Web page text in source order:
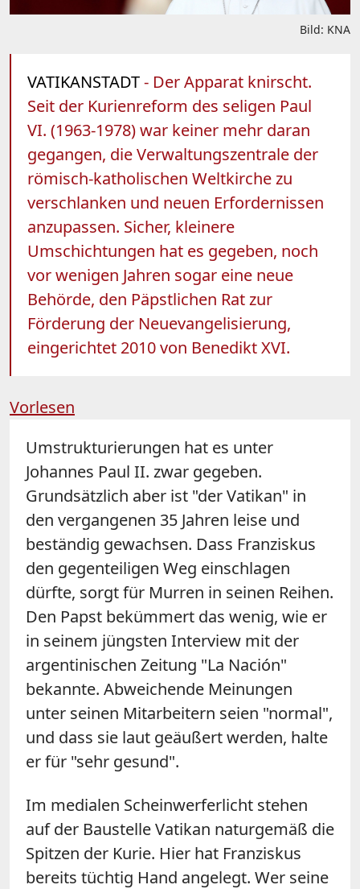
Bild: KNA
VATIKANSTADT- Der Apparat knirscht.
Seit der Kurienreform des seligen Paul
VI. (1963-1978) war keiner mehr daran
gegangen, die Verwaltungszentrale der
römisch-katholischen Weltkirche zu
verschlanken und neuen Erfordernissen
anzupassen. Sicher, kleinere
Umschichtungen hat es gegeben, noch
vor wenigen Jahren sogar eine neue
Behörde, den Päpstlichen Rat zur
Förderung der Neuevangelisierung,
eingerichtet 2010 von Benedikt XVI.
Vorlesen
Umstrukturierungen hat es unter
Johannes Paul II. zwar gegeben.
Grundsätzlich aber ist "der Vatikan" in
den vergangenen 35 Jahren leise und
beständig gewachsen. Dass Franziskus
den gegenteiligen Weg einschlagen
dürfte, sorgt für Murren in seinen Reihen.
Den Papst bekümmert das wenig, wie er
in seinem jüngsten Interview mit der
argentinischen Zeitung "La Nación"
bekannte. Abweichende Meinungen
unter seinen Mitarbeitern seien "normal",
und dass sie laut geäußert werden, halte
er für "sehr gesund".
Im medialen Scheinwerferlicht stehen
auf der Baustelle Vatikan naturgemäß die
Spitzen der Kurie. Hier hat Franziskus
bereits tüchtig Hand angelegt. Wer seine